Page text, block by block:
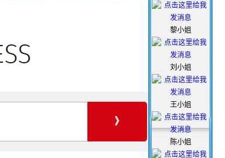
黎小姐
刘小姐
王小姐
陈小姐